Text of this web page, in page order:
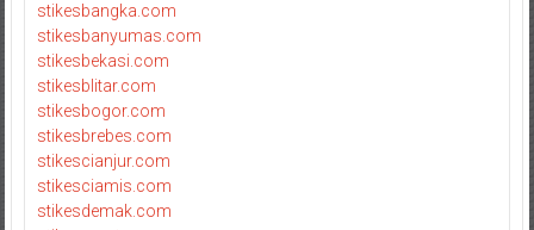
stikesbangka.com
stikesbanyumas.com
stikesbekasi.com
stikesblitar.com
stikesbogor.com
stikesbrebes.com
stikescianjur.com
stikesciamis.com
stikesdemak.com